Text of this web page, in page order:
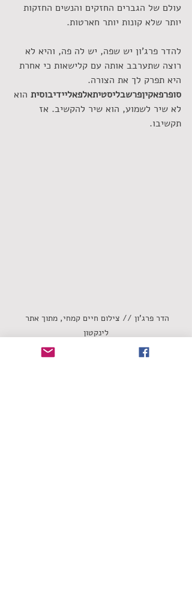
עולם של הגברים החזקים והנשים החזקות
יותר שלא קונות יותר חארטות.
להדר פרג'ון יש שפה, יש לה פה, והיא לא
רוצה שתערבב אותה עם קלישאות כי אחרת
היא תפרק לך את הצורה.
סופרפאקיןפרשבליסטיתאלפאליידיבוסית הוא
לא שיר לשמוע, הוא שיר להקשיב. אז
תקשיבו.
הדר פרג'ון // צילום חיים קמחי, מתוך אתר
לינקטון